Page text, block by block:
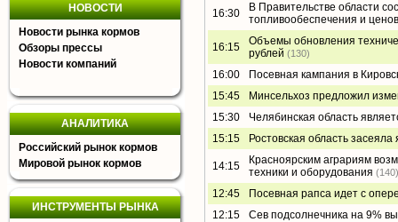
НОВОСТИ
Новости рынка кормов
Обзоры прессы
Новости компаний
АНАЛИТИКА
Российский рынок кормов
Мировой рынок кормов
ИНСТРУМЕНТЫ РЫНКА
16:30
В Правительстве области
топливообеспечения и
16:15
Объемы обновления
рублей (130)
16:00
Посевная кампания в
15:45
Минсельхоз предложил
15:30
Челябинская область
15:15
Ростовская область
14:15
Красноярским аграриям
техники и оборудования (140)
12:45
Посевная рапса идет с
12:15
Сев подсолнечника на 9%